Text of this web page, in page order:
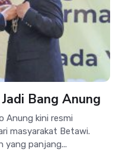
Bang Anung
Anung kini resmi
masyarakat Betawi.
yang panjang...